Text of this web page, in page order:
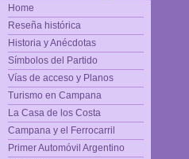
Home
Reseña histórica
Historia y Anécdotas
Símbolos del Partido
Vías de acceso y Planos
Turismo en Campana
La Casa de los Costa
Campana y el Ferrocarril
Primer Automóvil Argentino